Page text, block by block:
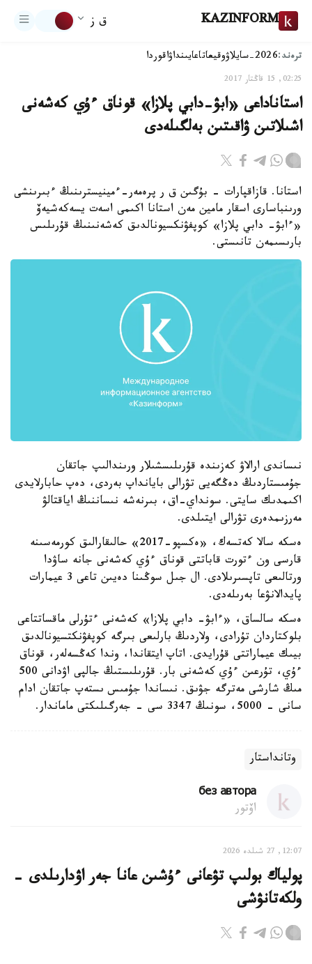
KAZINFORM ق ز
ترەند:2026-سايلاۋ وقيعاتاعايىنداۋاقوردا
02:25, 15 قاڭتار 2017
استاناداعى «ابۋ-دابي پلازا» قوناق ءۇي كەشەنى
اشىلاتىن ۋاقىتىن بەلگىلەدى
استانا. قازاقپارات - بۇگىن ق ر پرەمەر-ءمينيسترىنىڭ ءبىرىنشى
ورىنباسارى اسقار مامين مەن استانا اكىمى اسەت يسەكەشيەۆ
«ءابۋ- دابي پلازا» كوپفۋنكسيونالدىق كەشەنىنىڭ قۇرىلىس
بارىسىمەن تانىستى.
نىساندى ارالاۋ كەزىندە قۇرىلىسشىلار ورىندالىپ جاتقان
جۇمىستاردىڭ دەڭگەيى تۋرالى بايانداپ بەردى، دەپ حابارلايدى
اكىمدىك سايتى. سونداي-اق، بىرنەشە نىساننىڭ اياقتالۋ
مەرزىمدەرى تۋرالى ايتىلدى.
ەسكە سالا كەتسەك، «ەكسپو-2017» حالىقارالىق كورمەسىنە
قارسى ون ءتورت قاباتتى قوناق ءۇي كەشەنى جانە ساۋدا
ورتالىعى تاپسىرىلادى. ال جىل سوڭىنا دەيىن تاعى 3 عيمارات
پايدالانۋعا بەرىلەدى.
ەسكە سالساق، «ءابۋ- دابي پلازا» كەشەنى ءتۇرلى ماقساتتاعى
بلوكتاردان تۇرادى، ولاردىڭ بارلىعى بىرگە كوپفۋنكتسيونالدىق
بيىك عيماراتتى قۇرايدى. اتاپ ايتقاندا، وندا كەڭسەلەر، قوناق
ءۇي، تۇرعىن ءۇي كەشەنى بار. قۇرىلىستىڭ جالپى اۋدانى 500
مىڭ شارشى مەترگە جۋىق. نىساندا جۇمىس ىستەپ جاتقان ادام
سانى - 5000، سونىڭ 3347 سى - جەرگىلىكتى ماماندار.
وتانداستار
без автора
اۆتور
12:07, 27 شىلدە 2026
پولياك بولىپ تۋعانى ءۇشىن عانا جەر اۋدارىلدى -
ولكەتانۋشى